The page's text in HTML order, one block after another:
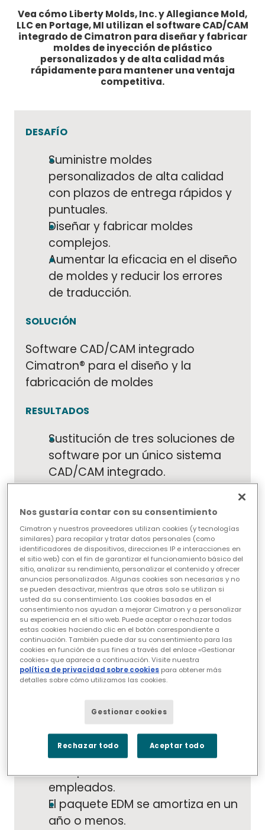
Vea cómo Liberty Molds, Inc. y Allegiance Mold,
LLC en Portage, MI utilizan el software CAD/CAM
integrado de Cimatron para diseñar y fabricar
moldes de inyección de plástico
personalizados y de alta calidad más
rápidamente para mantener una ventaja
competitiva.
DESAFÍO
Suministre moldes
personalizados de alta calidad
con plazos de entrega rápidos y
puntuales.
Diseñar y fabricar moldes
complejos.
Aumentar la eficacia en el diseño
de moldes y reducir los errores
de traducción.
SOLUCIÓN
Software CAD/CAM integrado
Cimatron® para el diseño y la
fabricación de moldes
RESULTADOS
Sustitución de tres soluciones de
software por un único sistema
CAD/CAM integrado.
Eliminación de errores de
traducción, lo que se traduce en
un ahorro de cientos de horas de
trabajo por error y en una
reducción de los costes finales.
Reduzca el tiempo de diseño de
moldes en un 50%.
Se han evitado ralentizaciones y
costes adicionales utilizando
herramientas de simulación para
identificar y corregir problemas
antes de enviar los diseños al
Reducción del tiempo de
fabricación de herramientas de
16 a 10-12 semanas.
Aceleración del tiempo de
incorporación de nuevos
empleados.
El paquete EDM se amortiza en un
año o menos.
Nos gustaría contar con su consentimiento
Cimatron y nuestros proveedores utilizan cookies (y tecnologías
similares) para recopilar y tratar datos personales (como
identificadores de dispositivos, direcciones IP e interacciones en
el sitio web) con el fin de garantizar el funcionamiento básico del
sitio, analizar su rendimiento, personalizar el contenido y ofrecer
anuncios personalizados. Algunas cookies son necesarias y no
se pueden desactivar, mientras que otras solo se utilizan si
usted da su consentimiento. Las cookies basadas en el
consentimiento nos ayudan a mejorar Cimatron y a personalizar
su experiencia en el sitio web. Puede aceptar o rechazar todas
estas cookies haciendo clic en el botón correspondiente a
continuación. También puede dar su consentimiento para las
cookies en función de sus fines a través del enlace «Gestionar
cookies» que aparece a continuación. Visite nuestra
política de privacidad sobre cookies para obtener más
detalles sobre cómo utilizamos las cookies.
Gestionar cookies
Rechazar todo Aceptar todo